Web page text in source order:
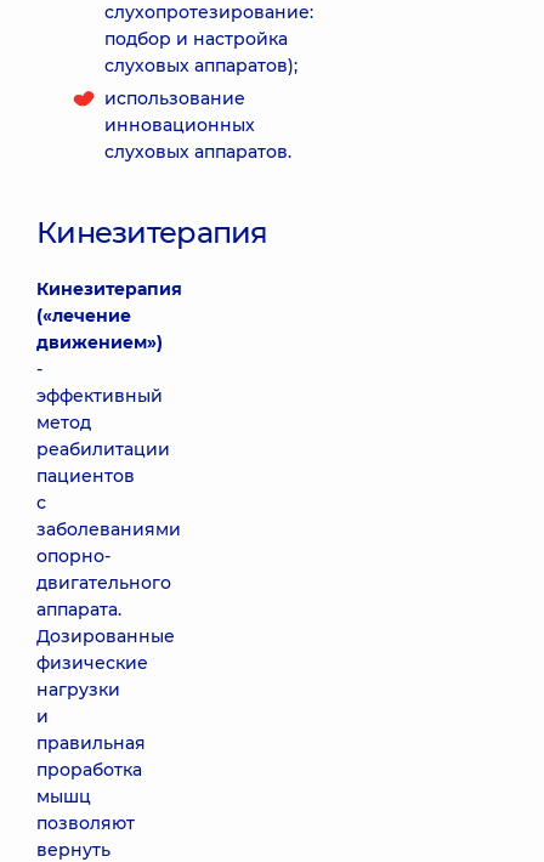
слухопротезирование:
подбор и настройка
слуховых аппаратов);
использование
инновационных
слуховых аппаратов.
Кинезитерапия
Кинезитерапия
(«лечение
движением»)
-
эффективный
метод
реабилитации
пациентов
с
заболеваниями
опорно-
двигательного
аппарата.
Дозированные
физические
нагрузки
и
правильная
проработка
мышц
позволяют
вернуть